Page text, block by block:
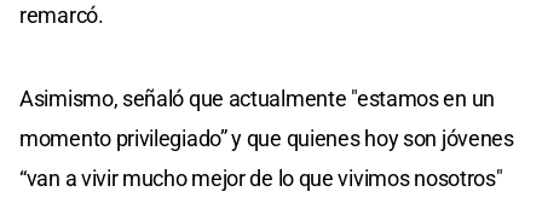
remarcó.
Asimismo, señaló que actualmente "estamos en un
momento privilegiado” y que quienes hoy son jóvenes
“van a vivir mucho mejor de lo que vivimos nosotros"